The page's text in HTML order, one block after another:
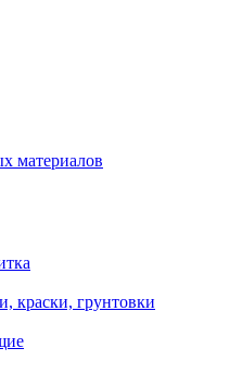
краски, грунтовки